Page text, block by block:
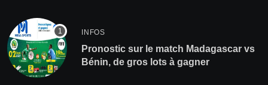
INFOS
Pronostic sur le match Madagascar vs
Bénin, de gros lots à gagner